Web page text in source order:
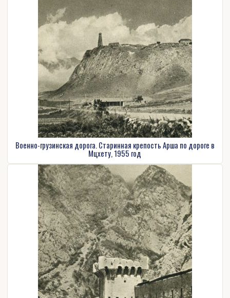
Военно-грузинская дорога. Старинная крепость Арша по дороге в
Мцхету, 1955 год